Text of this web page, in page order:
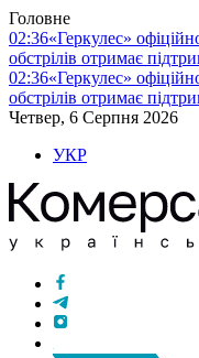
Головне
02:36«Геркулес»
обстрілів отримає
02:36«Геркулес»
обстрілів отримає
Четвер, 6 Серпня 2026
УКР